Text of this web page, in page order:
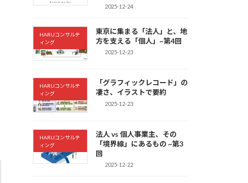
2025-12-24
HARUコンサルテ
ィング
東京に集まる「法人」と、地
方を支える「個人」~第4回
2025-12-23
HARUコンサルテ
ィング
「グラフィックレコード」の
凄さ、イラストで要約
2025-12-23
HARUコンサルテ
ィング
法人 vs 個人事業主、その
「境界線」にあるもの ~第3
回
2025-12-22